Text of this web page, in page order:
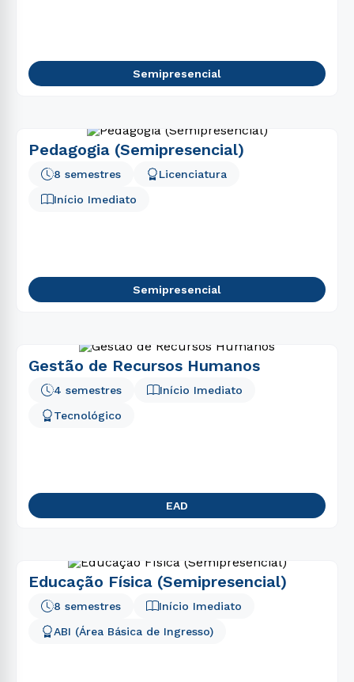
Semipresencial
Pedagogia (Semipresencial)
8 semestres
Licenciatura
Início Imediato
Semipresencial
Gestão de Recursos Humanos
Início Imediato
Tecnológico
4 semestres
EAD
Educação Física (Semipresencial)
Início Imediato
ABI (Área Básica de Ingresso)
8 semestres